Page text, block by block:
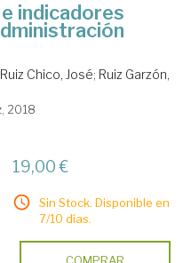
indicadores
Ruiz Chico, José; Ruiz Garzón,
2018
19,00 €
Sin Stock. Disponible en
7/10 días.